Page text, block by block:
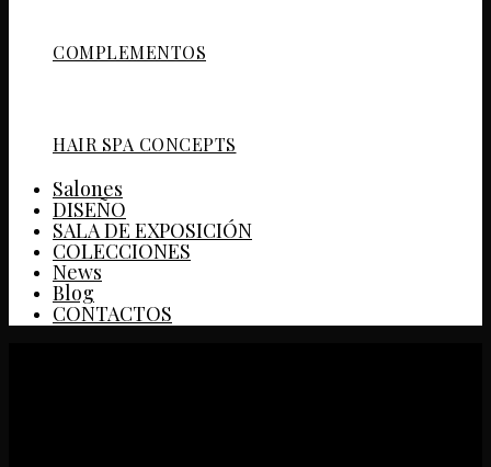
COMPLEMENTOS
HAIR SPA CONCEPTS
Salones
DISEÑO
SALA DE EXPOSICIÓN
COLECCIONES
News
Blog
CONTACTOS